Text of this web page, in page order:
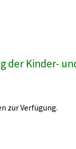
der Kinder-
zur Verfügung.